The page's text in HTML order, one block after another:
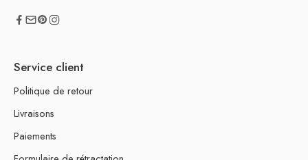
Service client
Politique de retour
Livraisons
Paiements